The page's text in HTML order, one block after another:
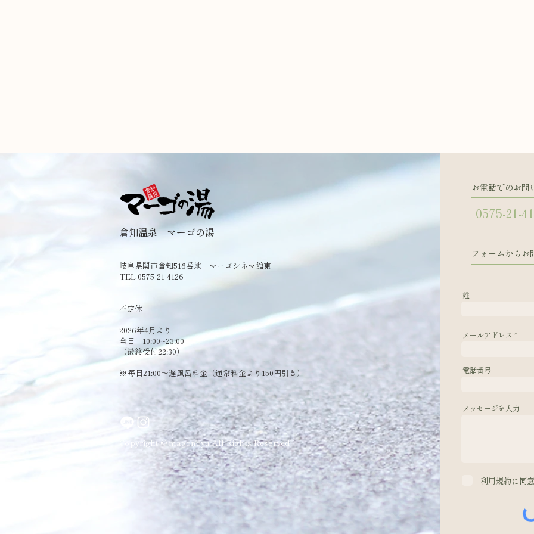
倉知温泉 マーゴの湯
岐阜県関市倉知516番地 マーゴシネマ館東
TEL 0575-21-4126
​不定休
2026年4月より
全日 10:00~23:00
（最終受付22:30）
​※毎日21:00～遅風呂料金（通常料金より150円引き）
Copyright © magonoyu All Rights Reserved.
お電話でのお問
0575-21-
フォームからお
姓
メールアドレス
電話番号
メッセージを入力
利用規約に同